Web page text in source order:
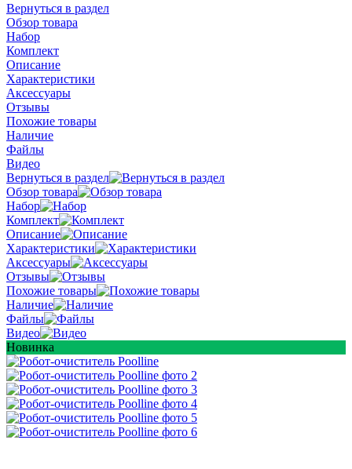
Вернуться в раздел
Обзор товара
Набор
Комплект
Описание
Характеристики
Аксессуары
Отзывы
Похожие товары
Наличие
Файлы
Видео
Вернуться в раздел
Обзор товара
Набор
Комплект
Описание
Характеристики
Аксессуары
Отзывы
Похожие товары
Наличие
Файлы
Видео
Новинка